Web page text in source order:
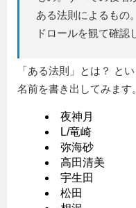
ある法則によるもの
ドロールを観て確認
「ある法則」とは？ と
名前を書き出してみます。
夜神月
L/竜崎
弥海砂
高田清美
宇生田
松田